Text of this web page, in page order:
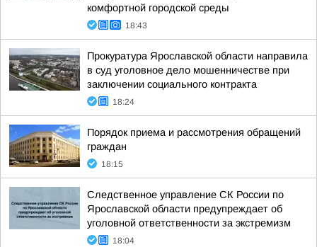
комфортной городской среды
18:43
Прокуратура Ярославской области направила
в суд уголовное дело мошенничестве при
заключении социального контракта
18:24
Порядок приема и рассмотрения обращений
граждан
18:15
Следственное управление СК России по
Ярославской области предупреждает об
уголовной ответственности за экстремизм
18:04